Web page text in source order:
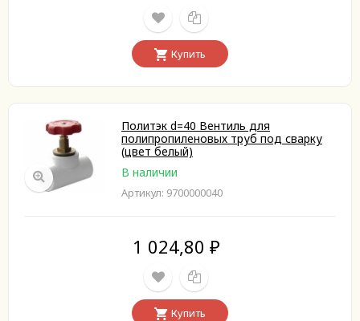
Купить
Политэк d=40 Вентиль для
полипропиленовых труб под сварку
(цвет белый)
В наличии
Артикул: 9700000040
1 024,80 ₽
Купить